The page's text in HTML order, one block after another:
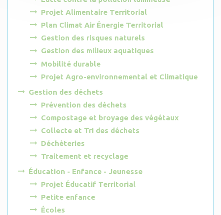
Projet Alimentaire Territorial
Plan Climat Air Énergie Territorial
Gestion des risques naturels
Gestion des milieux aquatiques
Mobilité durable
Projet Agro-environnemental et Climatique
Gestion des déchets
Prévention des déchets
Compostage et broyage des végétaux
Collecte et Tri des déchets
Déchèteries
Traitement et recyclage
Éducation - Enfance - Jeunesse
Projet Éducatif Territorial
Petite enfance
Écoles